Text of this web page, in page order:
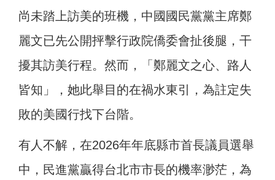
尚未踏上訪美的班機，中國國民黨黨主席鄭
麗文已先公開抨擊行政院僑委會扯後腿，干
擾其訪美行程。然而，「鄭麗文之心、路人
皆知」，她此舉目的在禍水東引，為註定失
敗的美國行找下台階。
有人不解，在2026年年底縣市首長議員選舉
中，民進黨贏得台北市市長的機率渺茫，為